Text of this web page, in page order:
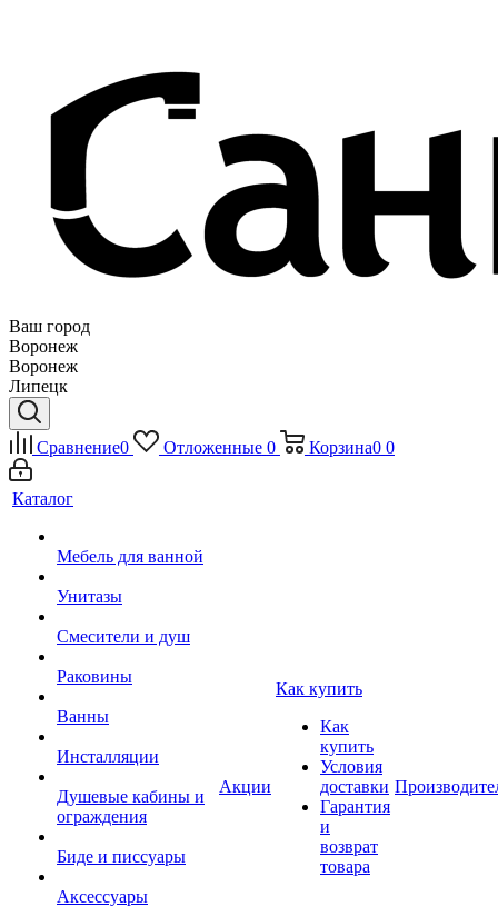
Ваш город
Воронеж
Воронеж
Липецк
Сравнение0 Отложенные 0 Корзина0 0
Каталог
Мебель для ванной
Унитазы
Смесители и душ
Раковины
Ванны
Инсталляции
Душевые кабины и
ограждения
Биде и писсуары
Аксессуары
Акции
Как купить
Как
купить
Условия
доставки
Гарантия
и
возврат
товара